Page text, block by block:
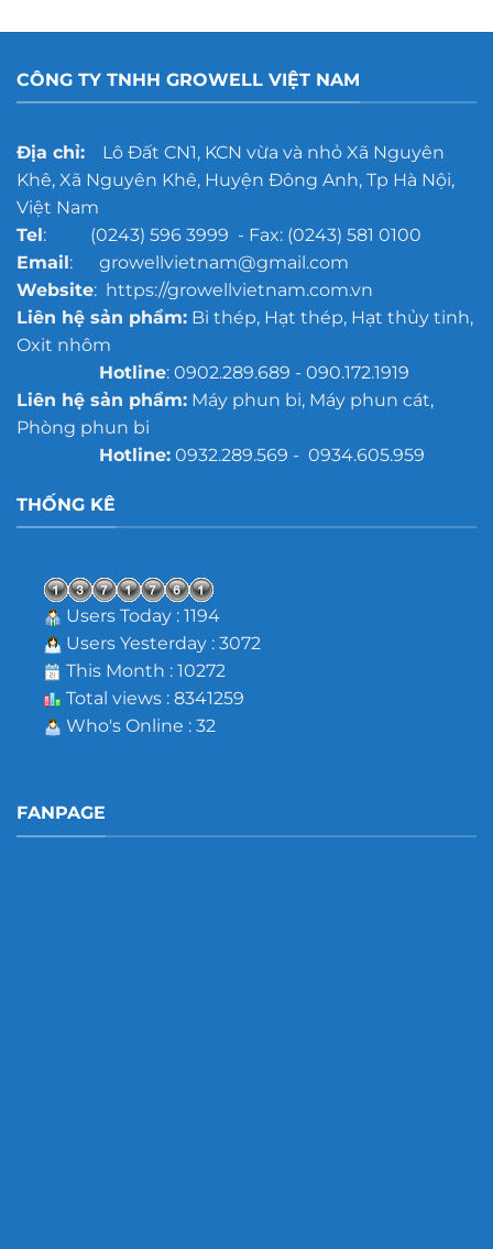
CÔNG TY TNHH GROWELL VIỆT NAM
Địa chỉ:Lô Đất CN1, KCN vừa và nhỏ Xã Nguyên
Khê, Xã Nguyên Khê, Huyện Đông Anh, Tp Hà Nội,
Việt Nam
Tel: (0243) 596 3999 - Fax: (0243) 581 0100
Email: growellvietnam@gmail.com
Website: https://growellvietnam.com.vn
Liên hệ sản phẩm:Bi thép, Hạt thép, Hạt thủy tinh,
Oxit nhôm
Hotline: 0902.289.689 - 090.172.1919
Liên hệ sản phẩm:Máy phun bi, Máy phun cát,
Phòng phun bi
Hotline:0932.289.569 - 0934.605.959
THỐNG KÊ
Users Today : 1194
Users Yesterday : 3072
This Month : 10272
Total views : 8341259
Who's Online : 32
FANPAGE